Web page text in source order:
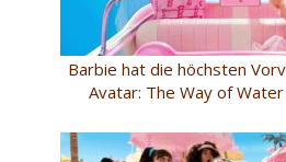
Barbie hat die höchsten
Avatar: The Way of